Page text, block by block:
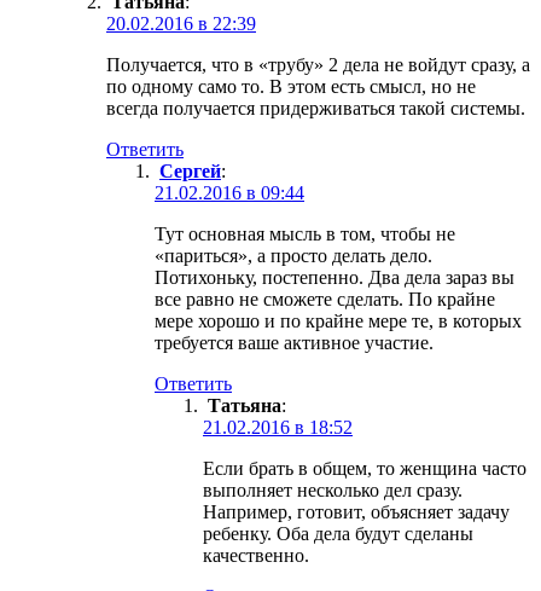
20.02.2016 в 22:39
Получается, что в «трубу» 2 дела не войдут сразу, а
по одному само то. В этом есть смысл, но не
всегда получается придерживаться такой системы.
Ответить
Сергей:
21.02.2016 в 09:44
Тут основная мысль в том, чтобы не
«париться», а просто делать дело.
Потихоньку, постепенно. Два дела зараз вы
все равно не сможете сделать. По крайне
мере хорошо и по крайне мере те, в которых
требуется ваше активное участие.
Ответить
Татьяна:
21.02.2016 в 18:52
Если брать в общем, то женщина часто
выполняет несколько дел сразу.
Например, готовит, объясняет задачу
ребенку. Оба дела будут сделаны
качественно.